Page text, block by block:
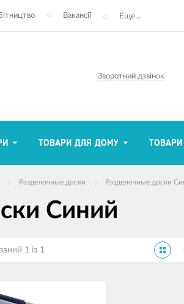
Вакансії Еще...
Зворотний дзвінок
ТОВАРИ ДЛЯ ДОМУ
Разделочные доски Разделочные доски
Синий
1 із 1